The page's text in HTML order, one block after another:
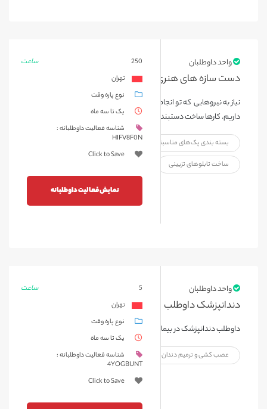
واحد داوطلبان
دست سازه های هنری
نیاز به نیروهایی که تو انجام کار های دستی و کار گروهی خوب هستند
داریم. کارها ساخت دستبند و نخ کردنشونه و ساخت تابلوهای زینتی .
بسته بندی پک‌های مناسبتی
ساخت زیورآلات
ساخت تابلوهای تزیینی
ساعت
250
تهران
نوع پاره وقت
یک تا سه ماه
شناسه فعالیت داوطلبانه :
HIFV8F0N
Click to Save
نمایش فعالیت داوطلبانه
واحد داوطلبان
دندانپزشک داوطلب
داوطلب دندانپزشک در بیمارستان محک
عصب کشی و ترمیم دندان دستیار دندانپزشک
ساعت
5
تهران
نوع پاره وقت
یک تا سه ماه
شناسه فعالیت داوطلبانه :
4YOGBUNT
Click to Save